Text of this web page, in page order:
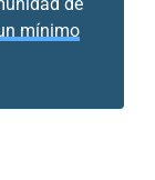
mínimo